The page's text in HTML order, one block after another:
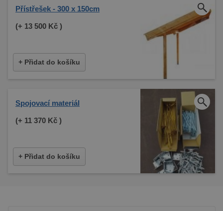
Přístřešek - 300 x 150cm
(+ 13 500 Kč )
+ Přidat do košíku
Spojovací materiál
(+ 11 370 Kč )
+ Přidat do košíku